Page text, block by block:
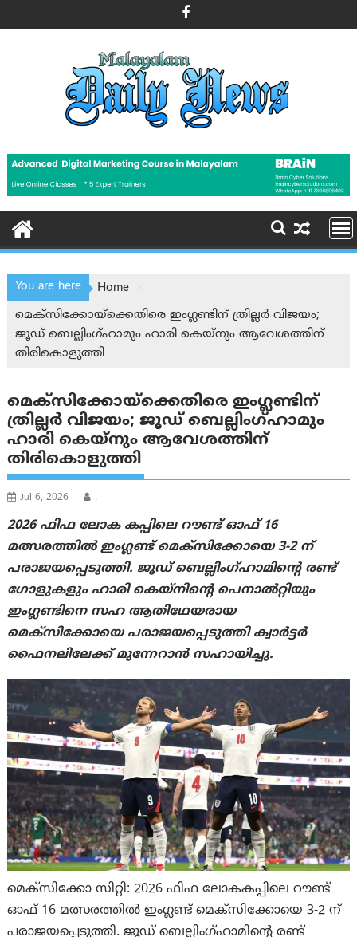
to
You are here
Home
മെക്സിക്കോയ്‌ക്കെതിരെ ഇംഗ്ലണ്ടിന് ത്രില്ലര്‍ വിജയം;
ജൂഡ് ബെല്ലിംഗ്ഹാമും ഹാരി കെയ്നും ആവേശത്തിന്
തിരികൊളുത്തി
മെക്സിക്കോയ്‌ക്കെതിരെ ഇംഗ്ലണ്ടിന്
ത്രില്ലര്‍ വിജയം; ജൂഡ് ബെല്ലിംഗ്ഹാമും
ഹാരി കെയ്നും ആവേശത്തിന്
തിരികൊളുത്തി
Jul 6, 2026 .
2026 ഫിഫ ലോക കപ്പിലെ റൗണ്ട് ഓഫ് 16
മത്സരത്തിൽ ഇംഗ്ലണ്ട് മെക്സിക്കോയെ 3-2 ന്
പരാജയപ്പെടുത്തി. ജൂഡ് ബെല്ലിംഗ്ഹാമിന്റെ രണ്ട്
ഗോളുകളും ഹാരി കെയ്‌നിന്റെ പെനാൽറ്റിയും
ഇംഗ്ലണ്ടിനെ സഹ ആതിഥേയരായ
മെക്സിക്കോയെ പരാജയപ്പെടുത്തി ക്വാർട്ടർ
ഫൈനലിലേക്ക് മുന്നേറാൻ സഹായിച്ചു.
മെക്സിക്കോ സിറ്റി: 2026 ഫിഫ ലോകകപ്പിലെ റൗണ്ട്
ഓഫ് 16 മത്സരത്തിൽ ഇംഗ്ലണ്ട് മെക്സിക്കോയെ 3-2 ന്
പരാജയപ്പെടുത്തി. ജൂഡ് ബെല്ലിംഗ്ഹാമിന്റെ രണ്ട്